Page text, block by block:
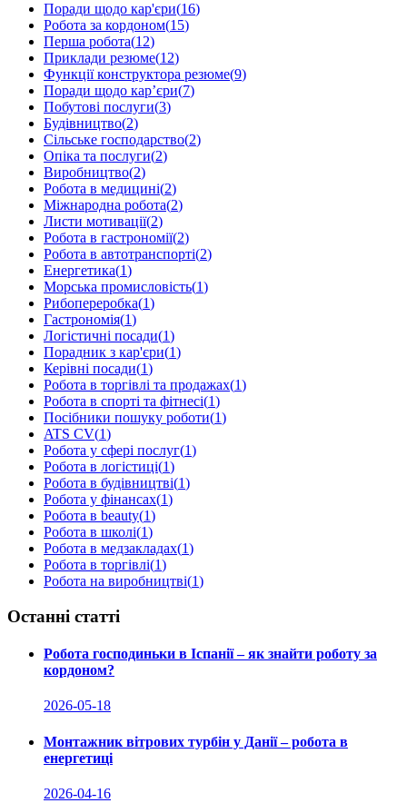
Поради щодо кар'єри(16)
Робота за кордоном(15)
Перша робота(12)
Приклади резюме(12)
Функції конструктора резюме(9)
Поради щодо кар’єри(7)
Побутові послуги(3)
Будівництво(2)
Сільське господарство(2)
Опіка та послуги(2)
Виробництво(2)
Робота в медицині(2)
Міжнародна робота(2)
Листи мотивації(2)
Робота в гастрономії(2)
Робота в автотранспорті(2)
Енергетика(1)
Морська промисловість(1)
Рибопереробка(1)
Гастрономія(1)
Логістичні посади(1)
Порадник з кар'єри(1)
Керівні посади(1)
Робота в торгівлі та продажах(1)
Робота в спорті та фітнесі(1)
Посібники пошуку роботи(1)
ATS CV(1)
Робота у сфері послуг(1)
Робота в логістиці(1)
Робота в будівництві(1)
Робота у фінансах(1)
Робота в beauty(1)
Робота в школі(1)
Робота в медзакладах(1)
Робота в торгівлі(1)
Робота на виробництві(1)
Останні статті
Робота господиньки в Іспанії – як знайти роботу за
кордоном?
2026-05-18
Монтажник вітрових турбін у Данії – робота в
енергетиці
2026-04-16